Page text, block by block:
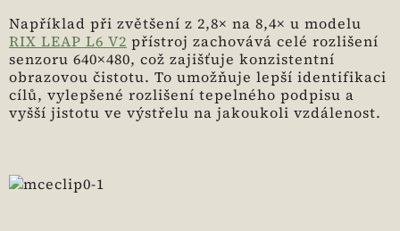
Například při zvětšení z 2,8× na 8,4× u modelu
RIX LEAP L6 V2 přístroj zachovává celé rozlišení
senzoru 640×480, což zajišťuje konzistentní
obrazovou čistotu. To umožňuje lepší identifikaci
cílů, vylepšené rozlišení tepelného podpisu a
vyšší jistotu ve výstřelu na jakoukoli vzdálenost.